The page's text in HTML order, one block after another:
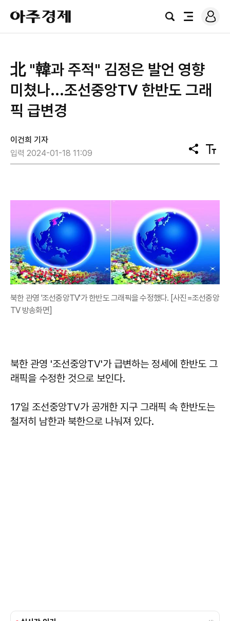
아
주
경
검
전
로
그
北 "韓과 주적" 김정은 발언 영향
미쳤나...조선중앙TV 한반도 그래
픽 급변경
이건희 기자
입력 2024-01-18 11:09
공
유
텍
스
북한 관영 '조선중앙TV'가 한반도 그래픽을 수정했다. [사진=조선중앙
TV 방송화면]
북한 관영 '조선중앙TV'가 급변하는 정세에 한반도 그
래픽을 수정한 것으로 보인다.
17일 조선중앙TV가 공개한 지구 그래픽 속 한반도는
철저히 남한과 북한으로 나눠져 있다.